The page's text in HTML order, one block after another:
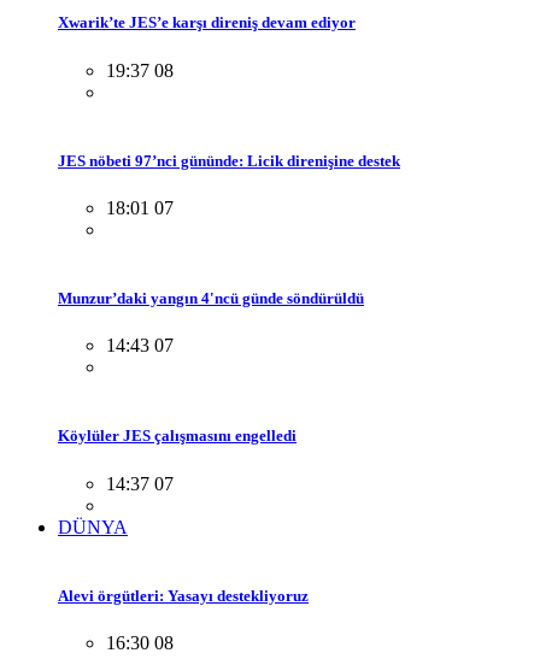
Xwarik’te JES’e karşı direniş devam ediyor
19:37 08
JES nöbeti 97’nci gününde: Licik direnişine destek
18:01 07
Munzur’daki yangın 4'ncü günde söndürüldü
14:43 07
Köylüler JES çalışmasını engelledi
14:37 07
DÜNYA
Alevi örgütleri: Yasayı destekliyoruz
16:30 08